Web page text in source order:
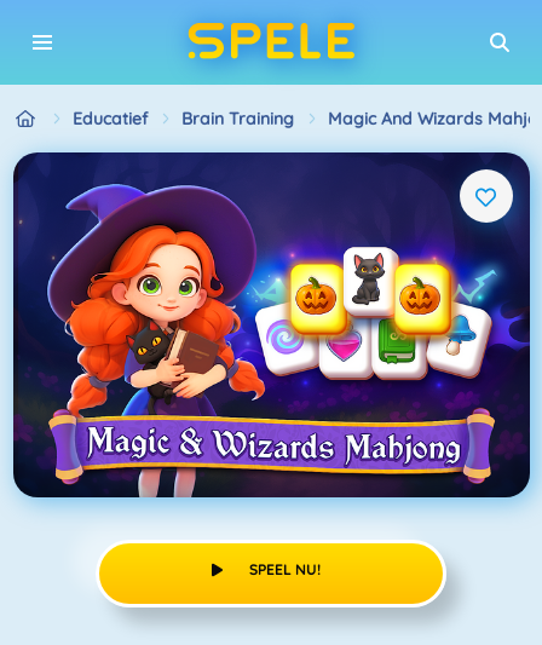
Educatief Brain Training Magic And Wizards
SPEEL NU!